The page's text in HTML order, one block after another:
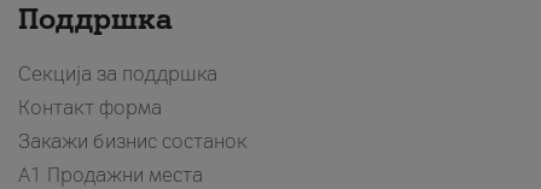
Поддршка
Секција за поддршка
Контакт форма
Закажи бизнис состанок
A1 Продажни места